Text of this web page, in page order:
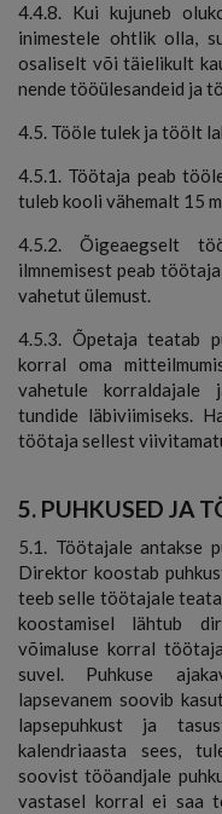
4.4.8. Kui kujuneb
inimestele ohtlik olla,
osaliselt või täielikult
nende tööülesandeid ja
4.5. Tööle tulek ja töölt
4.5.1. Töötaja peab
tuleb kooli vähemalt 15
4.5.2. Õigeaegselt
ilmnemisest peab
vahetut ülemust.
4.5.3. Õpetaja teatab
korral oma
vahetule korraldajale
tundide läbiviimiseks.
töötaja sellest
5. PUHKUSED JA
5.1. Töötajale antakse
Direktor koostab
teeb selle töötajale
koostamisel lähtub
võimaluse korral
suvel. Puhkuse
lapsevanem soovib
lapsepuhkust ja
kalendriaasta sees,
soovist tööandjale
vastasel korral ei saa